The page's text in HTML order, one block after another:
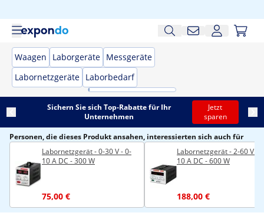
Waagen Laborgeräte Messgeräte
Labornetzgeräte Laborbedarf
Sichern Sie sich Top-Rabatte für Ihr
Unternehmen
Jetzt
sparen
Personen, die dieses Produkt ansahen, interessierten sich auch für
Labornetzgerät - 0-30 V - 0-
10 A DC - 300 W
75,00 €
Labornetzgerät - 2-60 V -
10 A DC - 600 W
188,00 €